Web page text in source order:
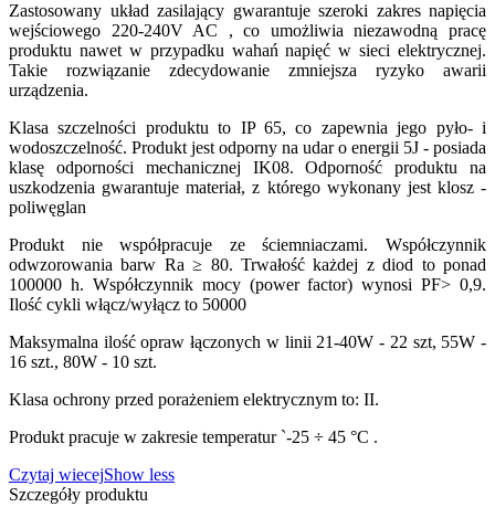
Zastosowany układ zasilający gwarantuje szeroki zakres napięcia
wejściowego 220-240V AC , co umożliwia niezawodną pracę
produktu nawet w przypadku wahań napięć w sieci elektrycznej.
Takie rozwiązanie zdecydowanie zmniejsza ryzyko awarii
urządzenia.
Klasa szczelności produktu to IP 65, co zapewnia jego pyło- i
wodoszczelność. Produkt jest odporny na udar o energii 5J - posiada
klasę odporności mechanicznej IK08. Odporność produktu na
uszkodzenia gwarantuje materiał, z którego wykonany jest klosz -
poliwęglan
Produkt nie współpracuje ze ściemniaczami. Współczynnik
odwzorowania barw Ra ≥ 80. Trwałość każdej z diod to ponad
100000 h. Współczynnik mocy (power factor) wynosi PF> 0,9.
Ilość cykli włącz/wyłącz to 50000
Maksymalna ilość opraw łączonych w linii 21-40W - 22 szt, 55W -
16 szt., 80W - 10 szt.
Klasa ochrony przed porażeniem elektrycznym to: II.
Produkt pracuje w zakresie temperatur `-25 ÷ 45 °C .
Czytaj wiecejShow less
Szczegóły produktu